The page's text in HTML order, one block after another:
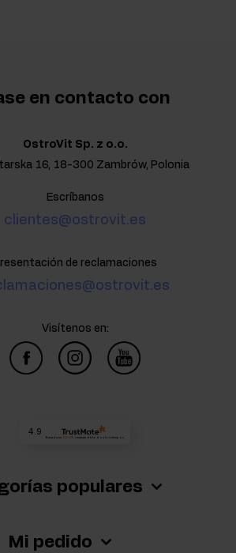
populares
Mi pedido
en contacto con
OstroVit Sp. z o.o.
16, 18-300 Zambrów, Polonia
Escríbanos
clientes@ostrovit.es
de reclamaciones
Visítenos en:
4.9
Basada en 68 416 reseñas de todos los tiempos